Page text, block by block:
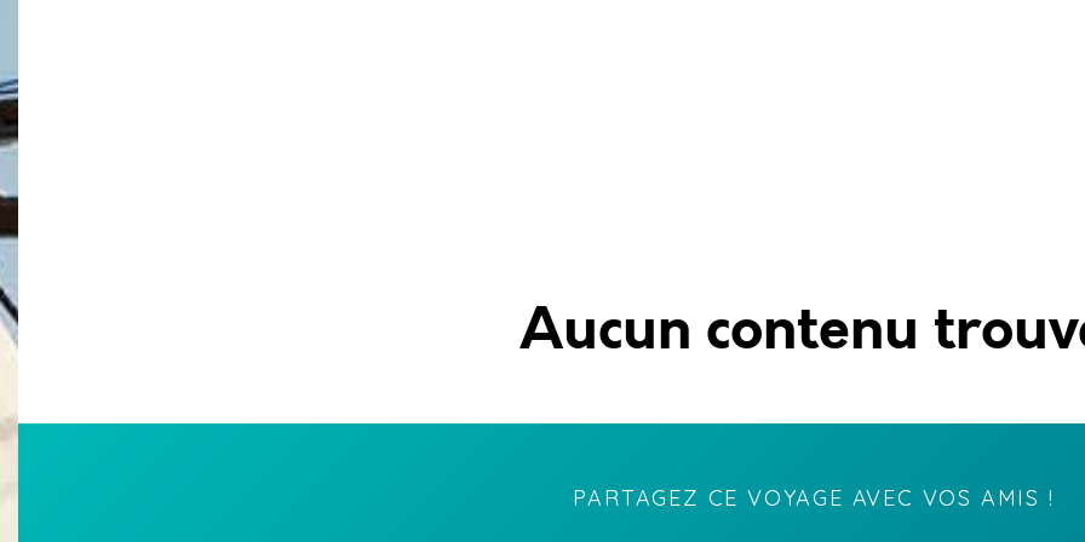
Aucun contenu
PARTAGEZ CE VOYAGE AVEC VOS AMIS !